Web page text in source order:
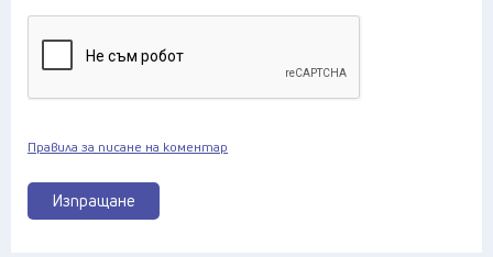
Изпращане
Правила за писане на коментар